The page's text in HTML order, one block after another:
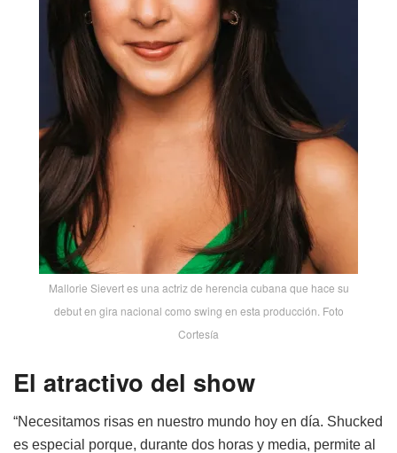
Mallorie Sievert es una actriz de herencia cubana que hace su
debut en gira nacional como swing en esta producción. Foto
Cortesía
El atractivo del show
“Necesitamos risas en nuestro mundo hoy en día. Shucked
es especial porque, durante dos horas y media, permite al